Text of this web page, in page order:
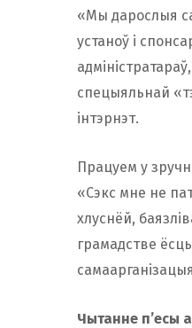
«Мы дарослыя
устаноў і
спецыяльнай
інтэрнэт.
Працуем у
«Сэкс мне не
хлуснёй,
грамадстве
Чытанне п’есы